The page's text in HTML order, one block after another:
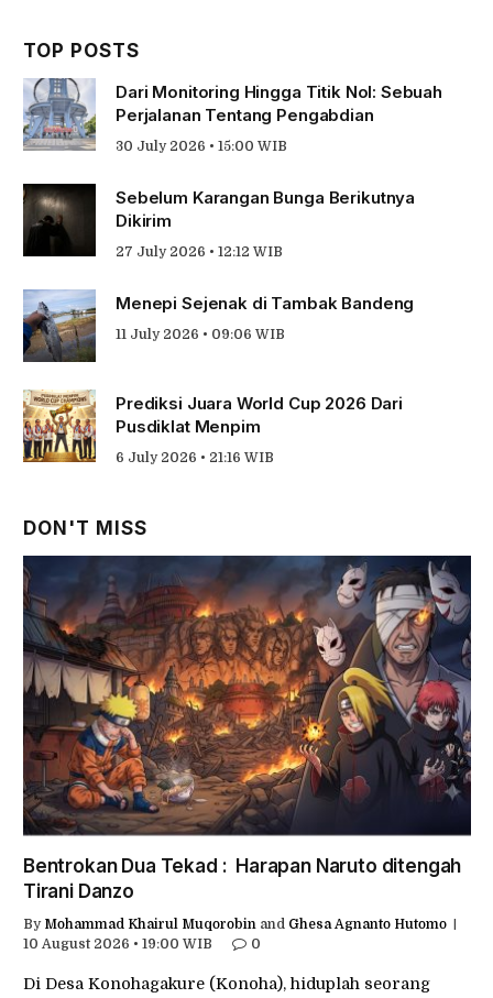
TOP POSTS
Dari Monitoring Hingga Titik Nol: Sebuah
Perjalanan Tentang Pengabdian
30 July 2026 • 15:00 WIB
Sebelum Karangan Bunga Berikutnya
Dikirim
27 July 2026 • 12:12 WIB
Menepi Sejenak di Tambak Bandeng
11 July 2026 • 09:06 WIB
Prediksi Juara World Cup 2026 Dari
Pusdiklat Menpim
6 July 2026 • 21:16 WIB
DON'T MISS
Bentrokan Dua Tekad : Harapan Naruto ditengah
Tirani Danzo
By Mohammad Khairul Muqorobin and Ghesa Agnanto Hutomo
10 August 2026 • 19:00 WIB
0
Di Desa Konohagakure (Konoha), hiduplah seorang